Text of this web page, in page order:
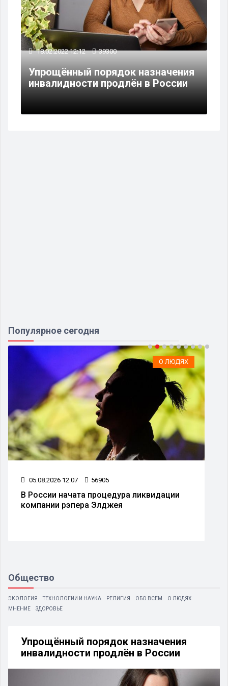
18.02.2022 12:12 39300
Упрощённый порядок назначения
инвалидности продлён в России
Популярное сегодня
ЭКОЛОГИЯ
05.08.2026 10:07 22114
Июль 2026 года признан самым тёплым
месяцем в России за всю историю
Общество
ЭКОЛОГИЯ ТЕХНОЛОГИИ И НАУКА РЕЛИГИЯ ОБО ВСЕМ
О ЛЮДЯХ
МНЕНИЕ
ЗДОРОВЬЕ
Упрощённый порядок назначения
инвалидности продлён в России